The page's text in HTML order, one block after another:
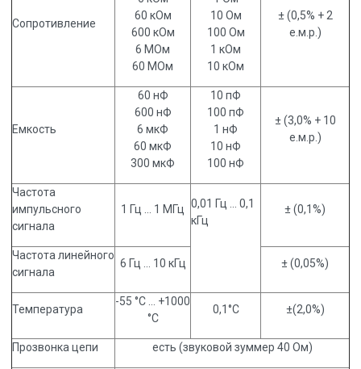
Сопротивление
60 кОм
600 кОм
6 МОм
60 МОм
10 Ом
100 Ом
1 кОм
10 кОм
± (0,5% + 2
е.м.р.)
Емкость
60 нФ
600 нФ
6 мкФ
60 мкФ
300 мкФ
10 пФ
100 пФ
1 нФ
10 нФ
100 нФ
± (3,0% + 10
е.м.р.)
Частота
импульсного
сигнала
1 Гц … 1 МГц 0,01 Гц ... 0,1
кГц
± (0,1%)
Частота линейного
сигнала
6 Гц … 10 кГц ± (0,05%)
Температура
-55 °C … +1000
°C
0,1°С ±(2,0%)
Прозвонка цепи есть (звуковой зуммер 40 Ом)